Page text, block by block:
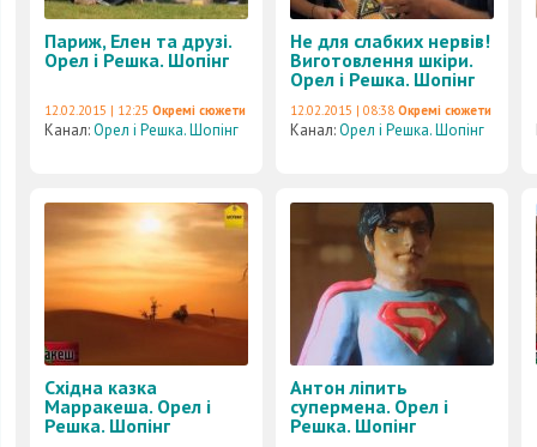
Париж, Елен та друзі.
Орел і Решка. Шопінг
12.02.2015 | 12:25 Окремі сюжети
Канал:Орел і Решка. Шопінг
Не для слабких нервів!
Виготовлення шкіри.
Орел і Решка. Шопінг
12.02.2015 | 08:38 Окремі сюжети
Канал:Орел і Решка. Шопінг
Східна казка
Марракеша. Орел і
Решка. Шопінг
Антон ліпить
супермена. Орел і
Решка. Шопінг